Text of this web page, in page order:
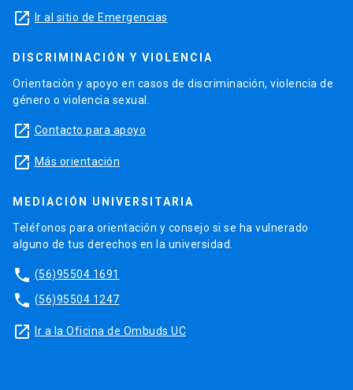
launch Ir al sitio de Emergencias
DISCRIMINACIÓN Y VIOLENCIA
Orientación y apoyo en casos de discriminación, violencia de
género o violencia sexual.
launch Contacto para apoyo
launch Más orientación
MEDIACIÓN UNIVERSITARIA
Teléfonos para orientación y consejo si se ha vulnerado
alguno de tus derechos en la universidad.
phone (56)95504 1691
phone (56)95504 1247
launch Ir a la Oficina de Ombuds UC